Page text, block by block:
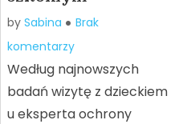
by Sabina
Brak
komentarzy
Według najnowszych
badań wizytę z dzieckiem
u eksperta ochrony